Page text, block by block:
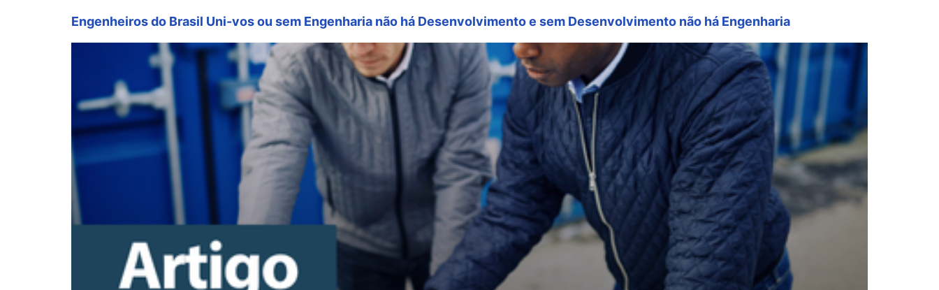
Engenheiros do Brasil Uni-vos ou sem Engenharia não há Desenvolvimento e sem Desenvolvimento não há Engenharia